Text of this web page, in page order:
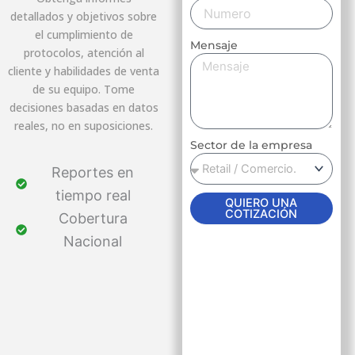
detallados y objetivos sobre
el cumplimiento de
protocolos, atención al
cliente y habilidades de venta
de su equipo. Tome
decisiones basadas en datos
reales, no en suposiciones.
Reportes en
tiempo real
Cobertura
Nacional
Mensaje
Sector de la empresa
QUIERO UNA
COTIZACIÓN